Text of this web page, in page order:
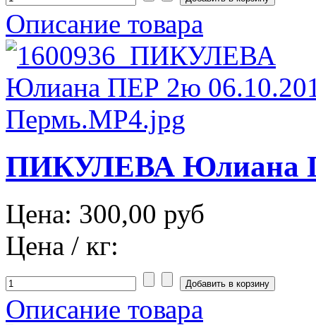
Описание товара
ПИКУЛЕВА Юлиана
Цена: 300,00 руб
Цена / кг:
Описание товара